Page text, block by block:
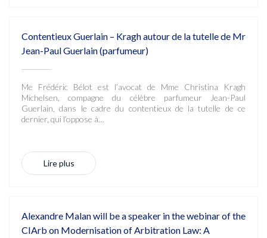
Contentieux Guerlain – Kragh autour de la tutelle de Mr
Jean-Paul Guerlain (parfumeur)
Me Frédéric Bélot est l’avocat de Mme Christina Kragh
Michelsen, compagne du célèbre parfumeur Jean-Paul
Guerlain, dans le cadre du contentieux de la tutelle de ce
dernier, qui l’oppose à…
Lire plus
Alexandre Malan will be a speaker in the webinar of the
CIArb on Modernisation of Arbitration Law: A